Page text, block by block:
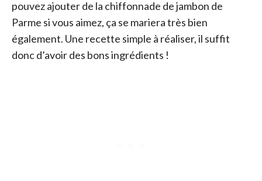
pouvez ajouter de la chiffonnade de jambon de
Parme si vous aimez, ça se mariera très bien
également. Une recette simple à réaliser, il suffit
donc d’avoir des bons ingrédients !